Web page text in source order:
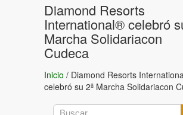
Diamond Resorts
International® celebró
Marcha Solidariacon
Cudeca
Inicio / Diamond Resorts
celebró su 2ª Marcha Solidariacon